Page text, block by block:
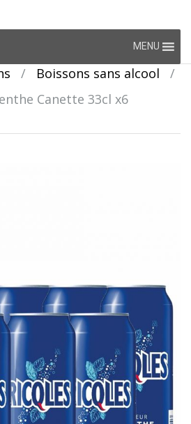
MENU
/ Boissons sans alcool
/
Canette 33cl x6